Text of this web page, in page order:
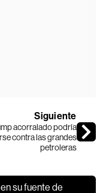
Siguiente
acorralado podría
contra las grandes
petroleras
en su fuente de